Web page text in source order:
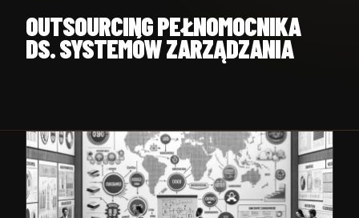
OUTSOURCING PEŁNOMOCNIKA
DS. SYSTEMÓW ZARZĄDZANIA